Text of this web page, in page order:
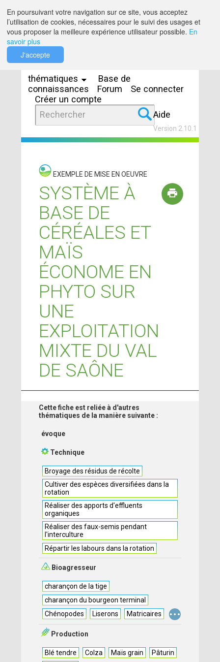
thématiques
Base de
connaissances
Forum
Se connecter
Créer un compte
Aide
Version 2.10.1
EXEMPLE DE MISE EN OEUVRE
SYSTÈME À
BASE DE
CÉRÉALES ET
MAÏS
ÉCONOME EN
PHYTO SUR
UNE
EXPLOITATION
MIXTE DU VAL
DE SAÔNE
Cette fiche est reliée à d'autres
thématiques de la manière suivante :
évoque
Technique
Broyage des résidus de récolte
Cultiver des espèces diversifiées dans la
rotation
Réaliser des apports d'effluents
organiques
Réaliser des faux-semis pendant
l'interculture
Répartir les labours dans la rotation
Bioagresseur
charançon de la tige
charançon du bourgeon terminal
Chénopodes
Liserons Matricaires ...
Production
Blé tendre Colza Maïs grain
Pâturin
En poursuivant votre navigation sur ce site, vous acceptez
l’utilisation de cookies, nécessaires pour le suivi des usages et
vous proposer la meilleure expérience utilisateur possible. En
savoir plus
J'accepte